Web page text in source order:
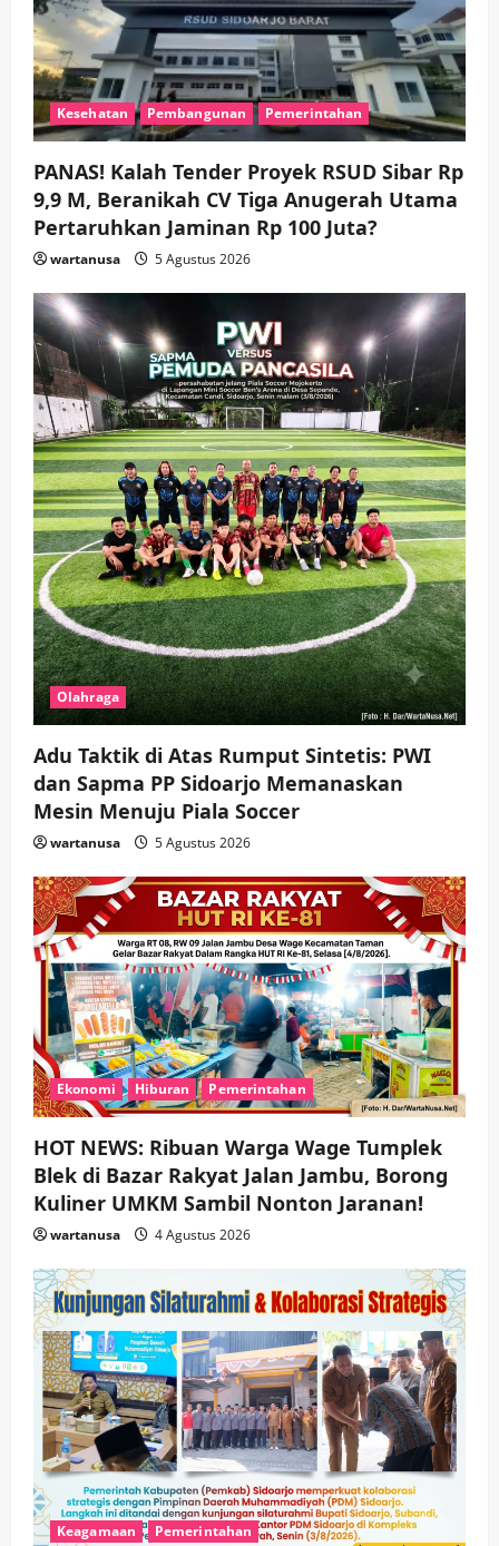
3
Tumplek Blek di Bazar Rakyat Jalan
Jambu, Borong Kuliner UMKM Sambil
Nonton Jaranan!
wartanusa 4 Agustus 2026
4
Keagamaan Pemerintahan
Pemkab Sidoarjo & Muhammadiyah
Sinergi Permudah Perizinan, Wakaf,
hingga Hibah
wartanusa 4 Agustus 2026
5
Keagamaan
Wabup Sidoarjo Minta Doa Jamaah
Agar Tetap Amanah Memimpin
wartanusa 4 Agustus 2026
Kesehatan Pembangunan Pemerintahan
PANAS! Kalah Tender Proyek RSUD Sibar Rp
9,9 M, Beranikah CV Tiga Anugerah Utama
Pertaruhkan Jaminan Rp 100 Juta?
wartanusa 5 Agustus 2026
Olahraga
Adu Taktik di Atas Rumput Sintetis: PWI
dan Sapma PP Sidoarjo Memanaskan
Mesin Menuju Piala Soccer
wartanusa 5 Agustus 2026
Ekonomi Hiburan Pemerintahan
HOT NEWS: Ribuan Warga Wage Tumplek
Blek di Bazar Rakyat Jalan Jambu, Borong
Kuliner UMKM Sambil Nonton Jaranan!
wartanusa 4 Agustus 2026
Keagamaan Pemerintahan